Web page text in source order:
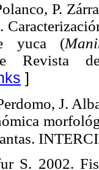
P.
yuca (
Revista
]
J.
S. 2002.